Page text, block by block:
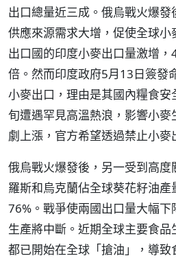
出口總量近三成。俄烏戰火爆
供應來源需求大增，促使全球
出口國的印度小麥出口量激增
倍。然而印度政府5月13日簽發
小麥出口，理由是其國內糧食
旬遭遇罕見高溫熱浪，影響小
劇上漲，官方希望透過禁止小麥
俄烏戰火爆發後，另一受到高
羅斯和烏克蘭佔全球葵花籽油
76%。戰爭使兩國出口量大幅
生產將中斷。近期全球主要食
都已開始在全球「搶油」，導